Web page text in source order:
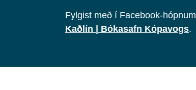
Fylgist með í Facebook-hópnum
Kaðlín | Bókasafn Kópavogs.